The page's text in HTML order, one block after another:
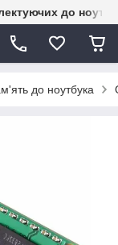
до
до ноутбука